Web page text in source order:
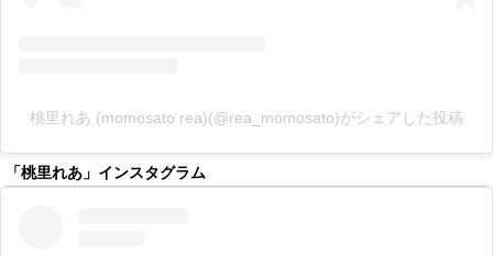
桃里れあ (momosato rea)(@rea_momosato)がシェアした投稿
「桃里れあ」インスタグラム